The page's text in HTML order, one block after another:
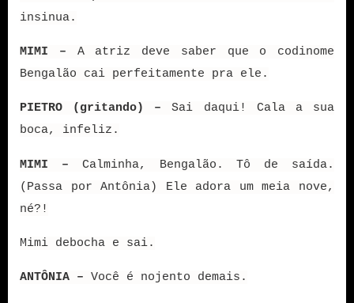
insinua.
MIMI – A atriz deve saber que o codinome
Bengalão cai perfeitamente pra ele.
PIETRO (gritando) –Sai daqui! Cala a sua
boca, infeliz.
MIMI – Calminha, Bengalão. Tô de saída.
(Passa por Antônia) Ele adora um meia nove,
né?!
Mimi debocha e sai.
ANTÔNIA – Você é nojento demais.